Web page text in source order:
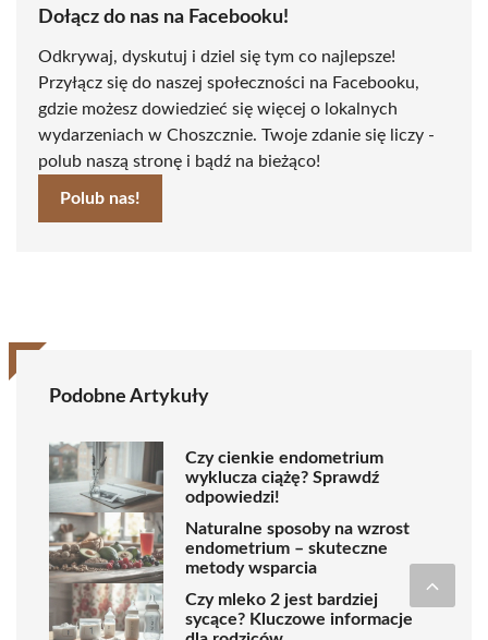
Dołącz do nas na Facebooku!
Odkrywaj, dyskutuj i dziel się tym co najlepsze!
Przyłącz się do naszej społeczności na Facebooku,
gdzie możesz dowiedzieć się więcej o lokalnych
wydarzeniach w Choszcznie. Twoje zdanie się liczy -
polub naszą stronę i bądź na bieżąco!
Polub nas!
Podobne Artykuły
Czy cienkie endometrium
wyklucza ciążę? Sprawdź
odpowiedzi!
Naturalne sposoby na wzrost
endometrium – skuteczne
metody wsparcia
Czy mleko 2 jest bardziej
sycące? Kluczowe informacje